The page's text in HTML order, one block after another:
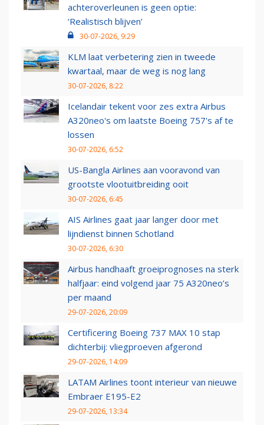
achteroverleunen is geen optie:
‘Realistisch blijven’
30-07-2026, 9:29
KLM laat verbetering zien in tweede
kwartaal, maar de weg is nog lang
30-07-2026, 8:22
Icelandair tekent voor zes extra Airbus
A320neo's om laatste Boeing 757's af te
lossen
30-07-2026, 6:52
US-Bangla Airlines aan vooravond van
grootste vlootuitbreiding ooit
30-07-2026, 6:45
AIS Airlines gaat jaar langer door met
lijndienst binnen Schotland
30-07-2026, 6:30
Airbus handhaaft groeiprognoses na sterk
halfjaar: eind volgend jaar 75 A320neo’s
per maand
29-07-2026, 20:09
Certificering Boeing 737 MAX 10 stap
dichterbij: vliegproeven afgerond
29-07-2026, 14:09
LATAM Airlines toont interieur van nieuwe
Embraer E195-E2
29-07-2026, 13:34